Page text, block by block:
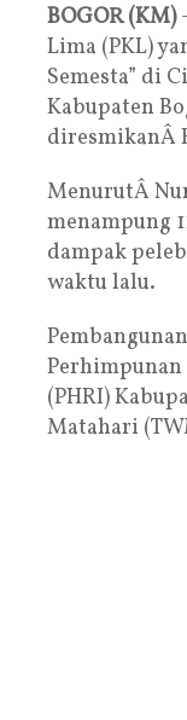
BOGOR (KM)
Lima (PKL)
Semesta” di
Kabupaten
diresmikanÂ
MenurutÂ
menampung
dampak
waktu lalu.
(PHRI)
Matahari